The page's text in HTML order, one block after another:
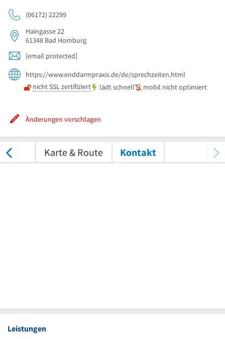
(06172) 22299
Haingasse 22
61348 Bad Homburg
[email protected]
https://www.enddarmpraxis.de/de/sprechzeiten.html
nicht SSL zertifiziert
lädt schnell mobil nicht optimiert
Änderungen vorschlagen
Karte & Route Kontakt
Leistungen